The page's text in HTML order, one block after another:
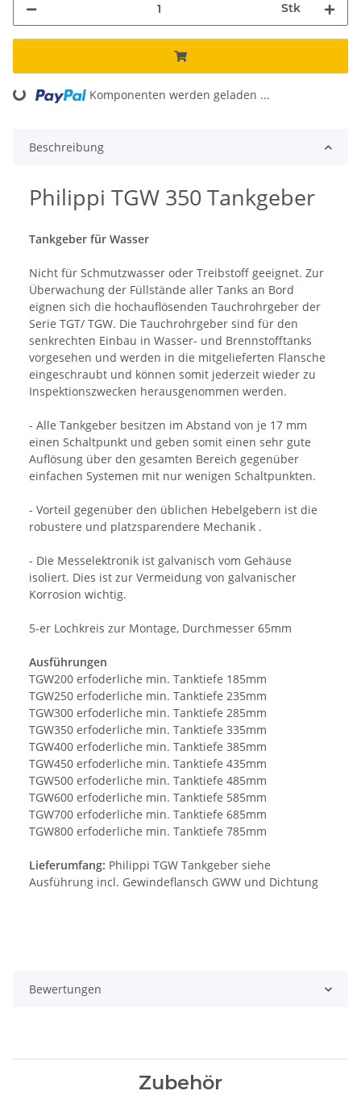
Stk
Loading... Komponenten werden geladen ...
Beschreibung
Philippi TGW 350 Tankgeber
Tankgeber für Wasser
Nicht für Schmutzwasser oder Treibstoff geeignet. Zur
Überwachung der Füllstände aller Tanks an Bord
eignen sich die hochauflösenden Tauchrohrgeber der
Serie TGT/ TGW. Die Tauchrohrgeber sind für den
senkrechten Einbau in Wasser- und Brennstofftanks
vorgesehen und werden in die mitgelieferten Flansche
eingeschraubt und können somit jederzeit wieder zu
Inspektionszwecken herausgenommen werden.
- Alle Tankgeber besitzen im Abstand von je 17 mm
einen Schaltpunkt und geben somit einen sehr gute
Auflösung über den gesamten Bereich gegenüber
einfachen Systemen mit nur wenigen Schaltpunkten.
- Vorteil gegenüber den üblichen Hebelgebern ist die
robustere und platzsparendere Mechanik .
- Die Messelektronik ist galvanisch vom Gehäuse
isoliert. Dies ist zur Vermeidung von galvanischer
Korrosion wichtig.
5-er Lochkreis zur Montage, Durchmesser 65mm
Ausführungen
TGW200 erfoderliche min. Tanktiefe 185mm
TGW250 erfoderliche min. Tanktiefe 235mm
TGW300 erfoderliche min. Tanktiefe 285mm
TGW350 erfoderliche min. Tanktiefe 335mm
TGW400 erfoderliche min. Tanktiefe 385mm
TGW450 erfoderliche min. Tanktiefe 435mm
TGW500 erfoderliche min. Tanktiefe 485mm
TGW600 erfoderliche min. Tanktiefe 585mm
TGW700 erfoderliche min. Tanktiefe 685mm
TGW800 erfoderliche min. Tanktiefe 785mm
Lieferumfang: Philippi TGW Tankgeber siehe
Ausführung incl. Gewindeflansch GWW und Dichtung
Bewertungen
Zubehör